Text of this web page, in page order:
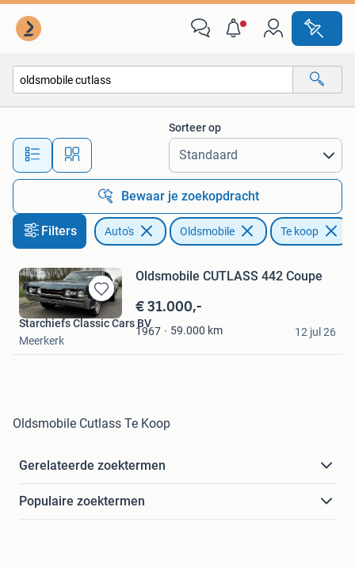
Alle afstanden…
Sorteer op
Bewaar je zoekopdracht
Filters Auto's Oldsmobile Te koop
Bewaren
in
Oldsmobile CUTLASS 442 Coupe
€ 31.000,-
1967 59.000 km
Starchiefs Classic Cars BV
Meerkerk
12 jul 26
Oldsmobile Cutlass Te Koop
Gerelateerde zoektermen
Populaire zoektermen